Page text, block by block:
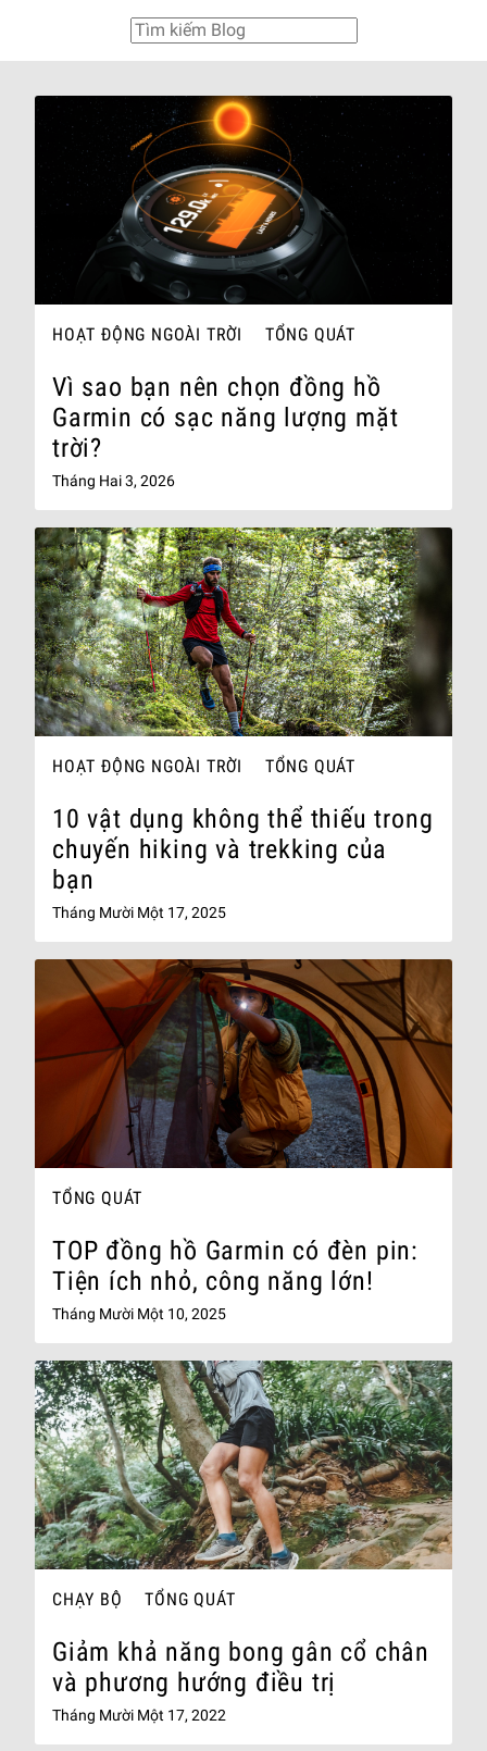
HOẠT ĐỘNG NGOÀI TRỜI TỔNG QUÁT
Vì sao bạn nên chọn đồng hồ
Garmin có sạc năng lượng mặt
trời?
Tháng Hai 3, 2026
HOẠT ĐỘNG NGOÀI TRỜI TỔNG QUÁT
10 vật dụng không thể thiếu trong
chuyến hiking và trekking của
bạn
Tháng Mười Một 17, 2025
TỔNG QUÁT
TOP đồng hồ Garmin có đèn pin:
Tiện ích nhỏ, công năng lớn!
Tháng Mười Một 10, 2025
CHẠY BỘ TỔNG QUÁT
Giảm khả năng bong gân cổ chân
và phương hướng điều trị
Tháng Mười Một 17, 2022